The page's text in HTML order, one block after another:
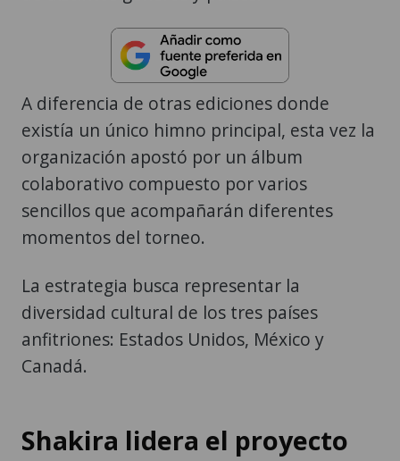
A diferencia de otras ediciones donde
existía un único himno principal, esta vez la
organización apostó por un álbum
colaborativo compuesto por varios
sencillos que acompañarán diferentes
momentos del torneo.
La estrategia busca representar la
diversidad cultural de los tres países
anfitriones: Estados Unidos, México y
Canadá.
Shakira lidera el proyecto